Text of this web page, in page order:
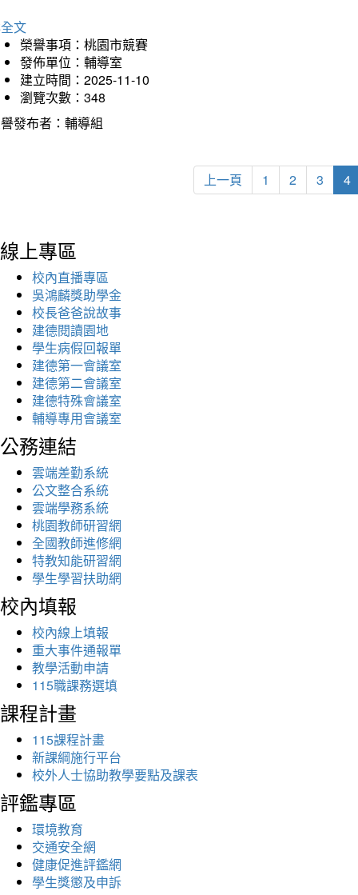
文
榮譽事項：桃園市競賽
發佈單位：輔導室
建立時間：2025-11-10
瀏覽次數：348
發布者：輔導組
上一頁 1 2 3 4
線上專區
校內直播專區
吳鴻麟獎助學金
校長爸爸說故事
建德閱讀園地
學生病假回報單
建德第一會議室
建德第二會議室
建德特殊會議室
輔導專用會議室
公務連結
雲端差勤系統
公文整合系統
雲端學務系統
桃園教師研習網
全國教師進修網
特教知能研習網
學生學習扶助網
校內填報
校內線上填報
重大事件通報單
教學活動申請
115職課務選填
課程計畫
115課程計畫
新課綱施行平台
校外人士協助教學要點及課表
評鑑專區
環境教育
交通安全網
健康促進評鑑網
學生獎懲及申訴